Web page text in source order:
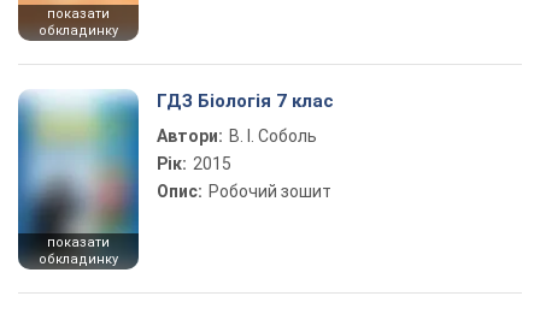
показати
обкладинку
показати
обкладинку
ГДЗ Біологія 7 клас
Автори: В. І. Соболь
Рік: 2015
Опис: Робочий зошит